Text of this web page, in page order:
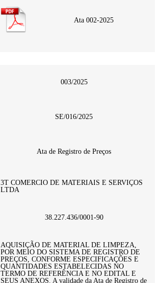
Ata 002-2025
003/2025
SE/016/2025
Ata de Registro de Preços
3T COMERCIO DE MATERIAIS E SERVIÇOS
LTDA
38.227.436/0001-90
AQUISIÇÃO DE MATERIAL DE LIMPEZA,
POR MEIO DO SISTEMA DE REGISTRO DE
PREÇOS, CONFORME ESPECIFICAÇÕES E
QUANTIDADES ESTABELECIDAS NO
TERMO DE REFERÊNCIA E NO EDITAL E
SEUS ANEXOS. A validade da Ata de Registro de